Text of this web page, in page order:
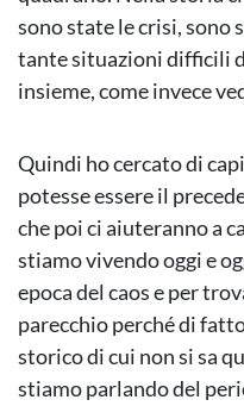
sono state le crisi,
tante situazioni difficili
insieme, come invece
Quindi ho cercato di
potesse essere il
che poi ci aiuteranno a
stiamo vivendo oggi e
epoca del caos e per
parecchio perché di
storico di cui non si sa
stiamo parlando del